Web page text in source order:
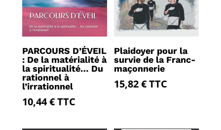
PARCOURS D’ÉVEIL
: De la matérialité à
la spiritualité… Du
rationnel à
l’irrationnel
10,44€TTC
Plaidoyer pour la
survie de la Franc-
maçonnerie
15,82€TTC